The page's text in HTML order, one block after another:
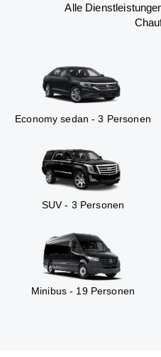
Alle
Economy sedan - 3 Personen
SUV - 3 Personen
Minibus - 19 Personen